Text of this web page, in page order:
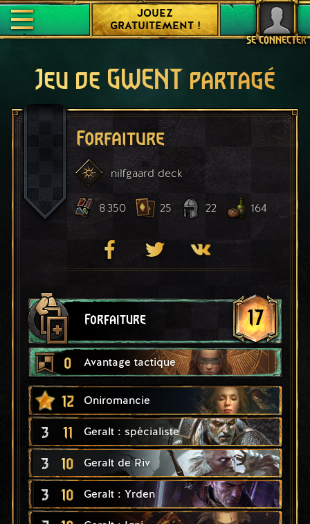
SE CONNECTER
JOUEZ
GRATUITEMENT !
Jeu de GWENT partagé
Forfaiture
nilfgaard deck
8 350 25 22 164
Forfaiture 17
0 Avantage tactique
12 Oniromancie
3 11 Geralt : spécialiste
3 10 Geralt de Riv
3 10 Geralt : Yrden